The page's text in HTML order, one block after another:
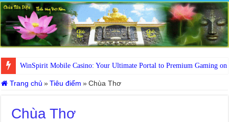
WinSpirit Mobile Casino: Your Ultimate Portal to Premium Gaming on
Trang chủ » Tiêu điểm » Chùa Thơ
Chùa Thơ